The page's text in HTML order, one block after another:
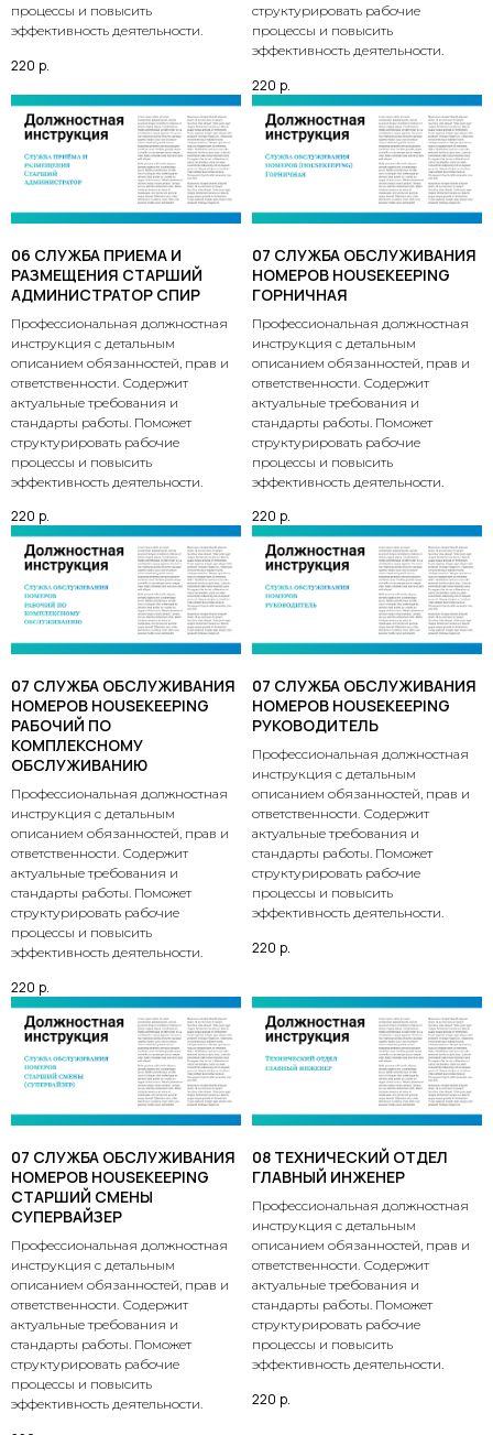
процессы и повысить
эффективность деятельности.
220 р.
структурировать рабочие
процессы и повысить
эффективность деятельности.
220 р.
06 СЛУЖБА ПРИЕМА И
РАЗМЕЩЕНИЯ СТАРШИЙ
АДМИНИСТРАТОР СПИР
Профессиональная должностная
инструкция с детальным
описанием обязанностей, прав и
ответственности. Содержит
актуальные требования и
стандарты работы. Поможет
структурировать рабочие
процессы и повысить
эффективность деятельности.
220 р.
07 СЛУЖБА ОБСЛУЖИВАНИЯ
НОМЕРОВ HOUSEKEEPING
ГОРНИЧНАЯ
Профессиональная должностная
инструкция с детальным
описанием обязанностей, прав и
ответственности. Содержит
актуальные требования и
стандарты работы. Поможет
структурировать рабочие
процессы и повысить
эффективность деятельности.
220 р.
07 СЛУЖБА ОБСЛУЖИВАНИЯ
НОМЕРОВ HOUSEKEEPING
РАБОЧИЙ ПО
КОМПЛЕКСНОМУ
ОБСЛУЖИВАНИЮ
Профессиональная должностная
инструкция с детальным
описанием обязанностей, прав и
ответственности. Содержит
актуальные требования и
стандарты работы. Поможет
структурировать рабочие
процессы и повысить
эффективность деятельности.
220 р.
07 СЛУЖБА ОБСЛУЖИВАНИЯ
НОМЕРОВ HOUSEKEEPING
РУКОВОДИТЕЛЬ
Профессиональная должностная
инструкция с детальным
описанием обязанностей, прав и
ответственности. Содержит
актуальные требования и
стандарты работы. Поможет
структурировать рабочие
процессы и повысить
эффективность деятельности.
220 р.
07 СЛУЖБА ОБСЛУЖИВАНИЯ
НОМЕРОВ HOUSEKEEPING
СТАРШИЙ СМЕНЫ
СУПЕРВАЙЗЕР
Профессиональная должностная
инструкция с детальным
описанием обязанностей, прав и
ответственности. Содержит
актуальные требования и
стандарты работы. Поможет
структурировать рабочие
процессы и повысить
эффективность деятельности.
08 ТЕХНИЧЕСКИЙ ОТДЕЛ
ГЛАВНЫЙ ИНЖЕНЕР
Профессиональная должностная
инструкция с детальным
описанием обязанностей, прав и
ответственности. Содержит
актуальные требования и
стандарты работы. Поможет
структурировать рабочие
процессы и повысить
эффективность деятельности.
220 р.